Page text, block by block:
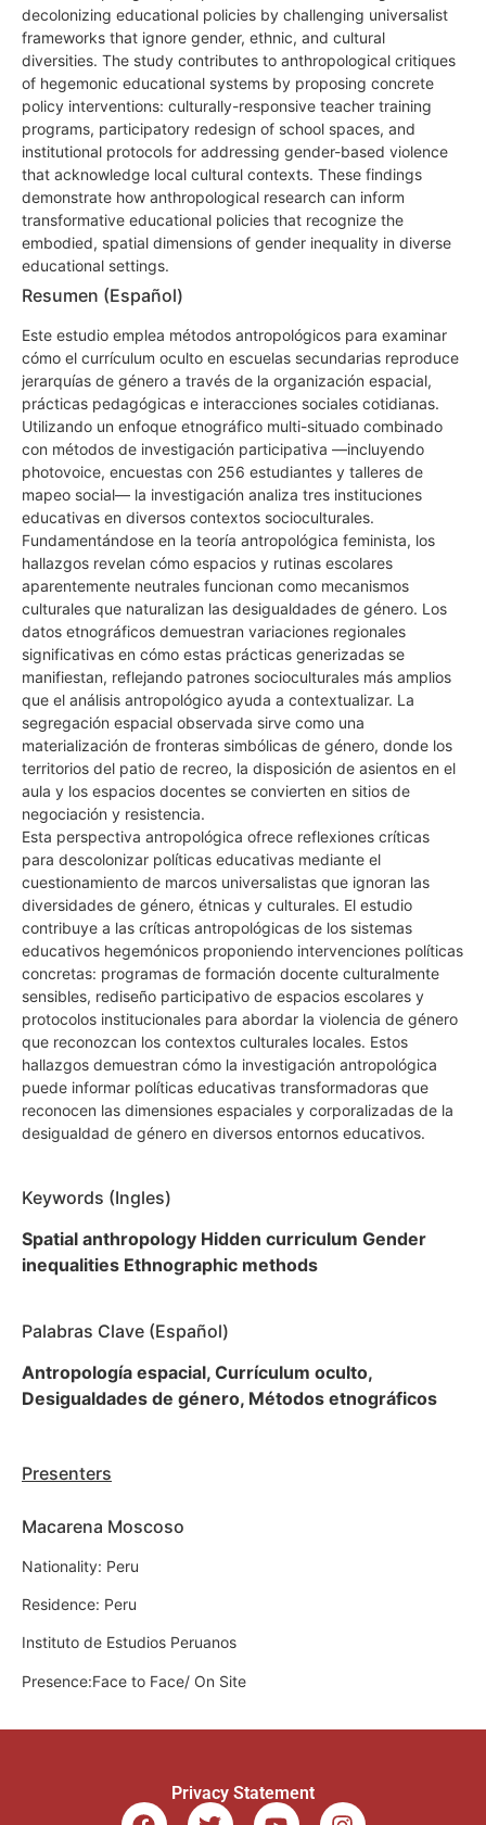
decolonizing educational policies by challenging universalist
frameworks that ignore gender, ethnic, and cultural
diversities. The study contributes to anthropological critiques
of hegemonic educational systems by proposing concrete
policy interventions: culturally-responsive teacher training
programs, participatory redesign of school spaces, and
institutional protocols for addressing gender-based violence
that acknowledge local cultural contexts. These findings
demonstrate how anthropological research can inform
transformative educational policies that recognize the
embodied, spatial dimensions of gender inequality in diverse
educational settings.
Resumen (Español)
Este estudio emplea métodos antropológicos para examinar
cómo el currículum oculto en escuelas secundarias reproduce
jerarquías de género a través de la organización espacial,
prácticas pedagógicas e interacciones sociales cotidianas.
Utilizando un enfoque etnográfico multi-situado combinado
con métodos de investigación participativa —incluyendo
photovoice, encuestas con 256 estudiantes y talleres de
mapeo social— la investigación analiza tres instituciones
educativas en diversos contextos socioculturales.
Fundamentándose en la teoría antropológica feminista, los
hallazgos revelan cómo espacios y rutinas escolares
aparentemente neutrales funcionan como mecanismos
culturales que naturalizan las desigualdades de género. Los
datos etnográficos demuestran variaciones regionales
significativas en cómo estas prácticas generizadas se
manifiestan, reflejando patrones socioculturales más amplios
que el análisis antropológico ayuda a contextualizar. La
segregación espacial observada sirve como una
materialización de fronteras simbólicas de género, donde los
territorios del patio de recreo, la disposición de asientos en el
aula y los espacios docentes se convierten en sitios de
negociación y resistencia.
Esta perspectiva antropológica ofrece reflexiones críticas
para descolonizar políticas educativas mediante el
cuestionamiento de marcos universalistas que ignoran las
diversidades de género, étnicas y culturales. El estudio
contribuye a las críticas antropológicas de los sistemas
educativos hegemónicos proponiendo intervenciones políticas
concretas: programas de formación docente culturalmente
sensibles, rediseño participativo de espacios escolares y
protocolos institucionales para abordar la violencia de género
que reconozcan los contextos culturales locales. Estos
hallazgos demuestran cómo la investigación antropológica
puede informar políticas educativas transformadoras que
reconocen las dimensiones espaciales y corporalizadas de la
desigualdad de género en diversos entornos educativos.
Keywords (Ingles)
Spatial anthropology Hidden curriculum Gender
inequalities Ethnographic methods
Palabras Clave (Español)
Antropología espacial, Currículum oculto,
Desigualdades de género, Métodos etnográficos
Presenters
Macarena Moscoso
Nationality: Peru
Residence: Peru
Instituto de Estudios Peruanos
Presence:Face to Face/ On Site
Privacy Statement